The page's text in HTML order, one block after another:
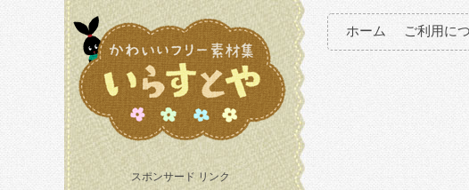
スポンサード リンク
ホーム ご利用に